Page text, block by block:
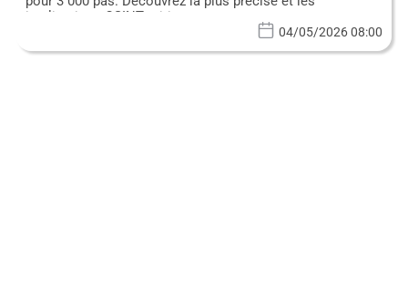
implications OSINT critiques.
04/05/2026 08:00